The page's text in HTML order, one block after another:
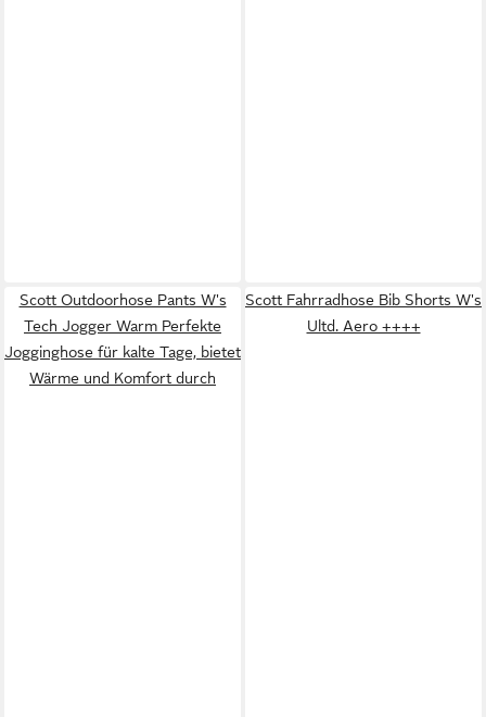
Scott Outdoorhose Pants W's
Tech Jogger Warm Perfekte
Jogginghose für kalte Tage, bietet
Wärme und Komfort durch
Scott Fahrradhose Bib Shorts W's
Ultd. Aero ++++